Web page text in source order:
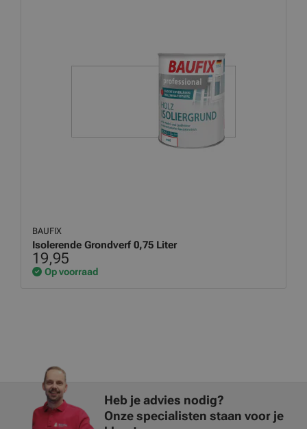
BAUFIX
Isolerende Grondverf 0,75 Liter
19,95
Op voorraad
Heb je advies nodig?
Onze specialisten staan voor je